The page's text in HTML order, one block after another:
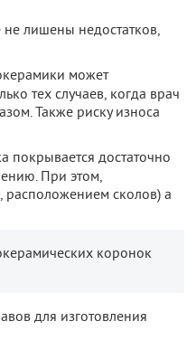
лишены недостатков,
может
тех случаев, когда врач
Также риску износа
покрывается достаточно
При этом,
расположением сколов) а
коронок
для изготовления